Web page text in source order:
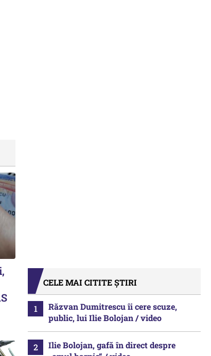
CELE MAI CITITE ȘTIRI
Răzvan Dumitrescu îi cere scuze,
public, lui Ilie Bolojan / video
Ilie Bolojan, gafă în direct despre